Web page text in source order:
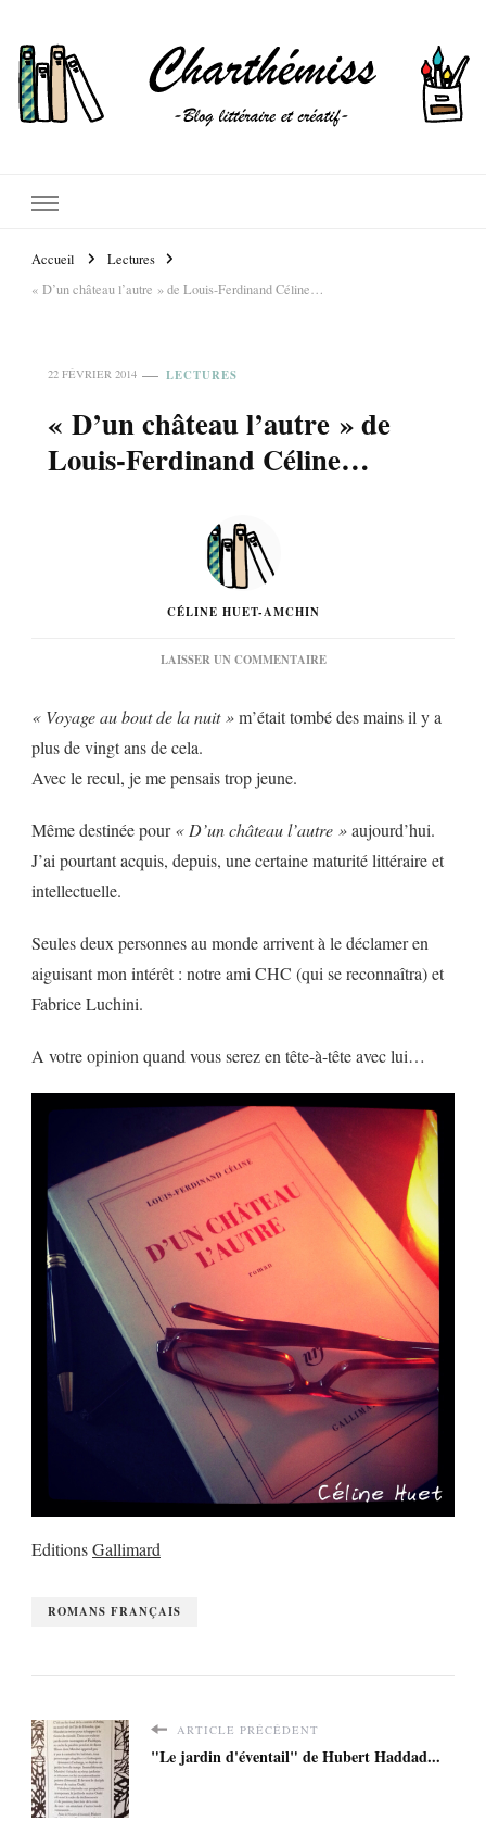
Accueil
Lectures
« D’un château l’autre » de Louis-Ferdinand Céline…
22 FÉVRIER 2014 LECTURES
« D’un château l’autre » de
Louis-Ferdinand Céline…
CÉLINE HUET-AMCHIN
LAISSER UN COMMENTAIRESUR
L’AUTRE »
« Voyage au bout de la nuit »m’était tombé des mains il y a
plus de vingt ans de cela.
Avec le recul, je me pensais trop jeune.
Même destinée pour« D’un château l’autre »aujourd’hui.
J’ai pourtant acquis, depuis, une certaine maturité littéraire et
intellectuelle.
Seules deux personnes au monde arrivent à le déclamer en
aiguisant mon intérêt : notre ami CHC (qui se reconnaîtra) et
Fabrice Luchini.
A votre opinion quand vous serez en tête-à-tête avec lui…
EditionsGallimard
ROMANS FRANÇAIS
ARTICLE PRÉCÉDENT
"Le jardin d'éventail" de Hubert Haddad...